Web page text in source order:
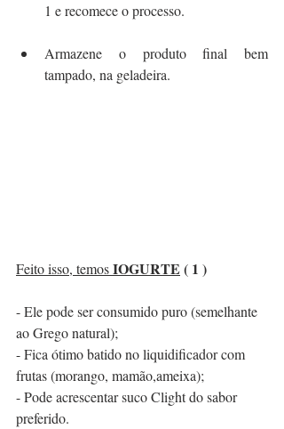
1 e recomece o processo.
Armazene o produto final bem
tampado, na geladeira.
Feito isso, temos IOGURTE ( 1 )
- Ele pode ser consumido puro (semelhante
ao Grego natural);
- Fica ótimo batido no liquidificador com
frutas (morango, mamão,ameixa);
- Pode acrescentar suco Clight do sabor
preferido.